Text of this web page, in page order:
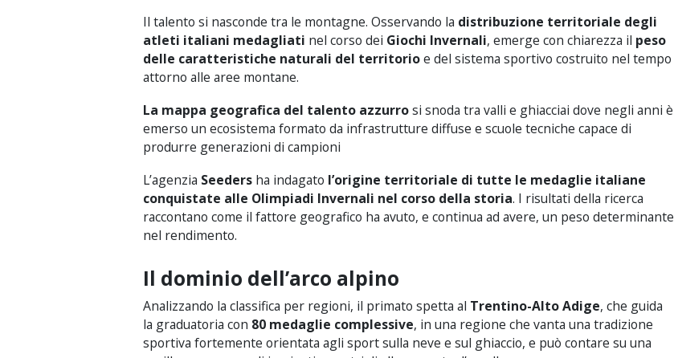
Il talento si nasconde tra le montagne. Osservando la distribuzione territoriale degli
atleti italiani medagliati nel corso dei Giochi Invernali, emerge con chiarezza il peso
delle caratteristiche naturali del territorioe del sistema sportivo costruito nel tempo
attorno alle aree montane.
La mappa geografica del talento azzurrosi snoda tra valli e ghiacciai dove negli anni è
emerso un ecosistema formato da infrastrutture diffuse e scuole tecniche capace di
produrre generazioni di campioni
L’agenzia Seeders ha indagato l’origine territoriale di tutte le medaglie italiane
conquistate alle Olimpiadi Invernali nel corso della storia. I risultati della ricerca
raccontano come il fattore geografico ha avuto, e continua ad avere, un peso determinante
nel rendimento.
Il dominio dell’arco alpino
Analizzando la classifica per regioni, il primato spetta al Trentino-Alto Adige, che guida
la graduatoria con 80 medaglie complessive, in una regione che vanta una tradizione
sportiva fortemente orientata agli sport sulla neve e sul ghiaccio, e può contare su una